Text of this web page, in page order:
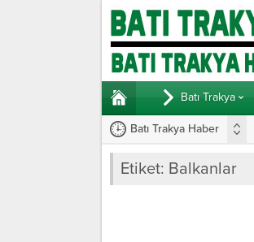
Batı Trakya
Batı Trakya Haber
Etiket: Balkanlar